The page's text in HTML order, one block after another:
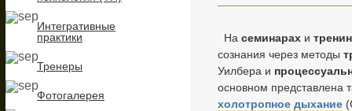
Интегративные
практики
Тренеры
Фотогалерея
На семинарах и
сознания через методы
Уилбера и
основном представлена
холотропное дыхание